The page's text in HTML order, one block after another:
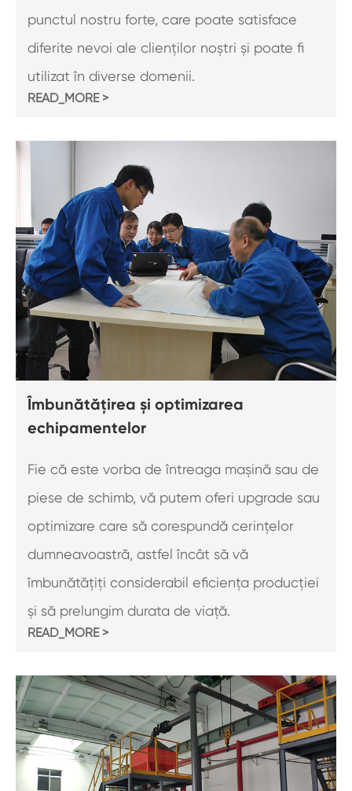
punctul nostru forte, care poate satisface
diferite nevoi ale clienților noștri și poate fi
utilizat în diverse domenii.
READ_MORE >
Îmbunătățirea și optimizarea
echipamentelor
Fie că este vorba de întreaga mașină sau de
piese de schimb, vă putem oferi upgrade sau
optimizare care să corespundă cerințelor
dumneavoastră, astfel încât să vă
îmbunătățiți considerabil eficiența producției
și să prelungim durata de viață.
READ_MORE >